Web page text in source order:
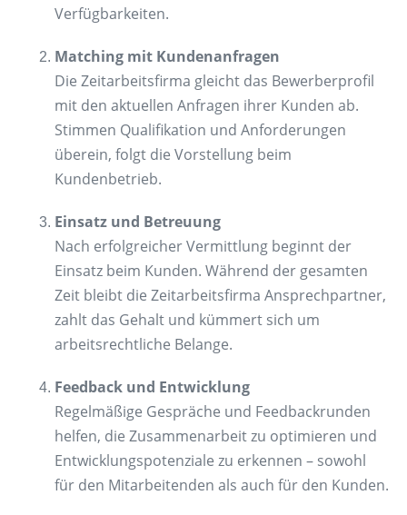
Verfügbarkeiten.
Matching mit Kundenanfragen
Die Zeitarbeitsfirma gleicht das Bewerberprofil
mit den aktuellen Anfragen ihrer Kunden ab.
Stimmen Qualifikation und Anforderungen
überein, folgt die Vorstellung beim
Kundenbetrieb.
Einsatz und Betreuung
Nach erfolgreicher Vermittlung beginnt der
Einsatz beim Kunden. Während der gesamten
Zeit bleibt die Zeitarbeitsfirma Ansprechpartner,
zahlt das Gehalt und kümmert sich um
arbeitsrechtliche Belange.
Feedback und Entwicklung
Regelmäßige Gespräche und Feedbackrunden
helfen, die Zusammenarbeit zu optimieren und
Entwicklungspotenziale zu erkennen – sowohl
für den Mitarbeitenden als auch für den Kunden.